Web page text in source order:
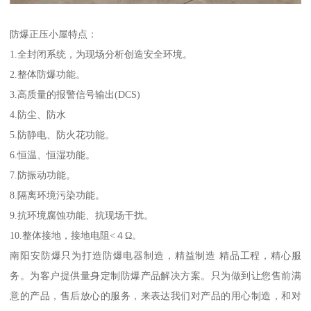
防爆正压小屋特点：
1.全封闭系统，为现场分析创造安全环境。
2.整体防爆功能。
3.高质量的报警信号输出(DCS)
4.防尘、防水
5.防静电、防火花功能。
6.恒温、恒湿功能。
7.防振动功能。
8.隔离环境污染功能。
9.抗环境腐蚀功能、抗现场干扰。
10.整体接地，接地电阻<４Ω。
南阳安防爆只为打造防爆电器制造，精益制造 精品工程，精心服
务。为客户提供量身定制防爆产品解决方案。只为做到让您售前满
意的产品，售后放心的服务，来表达我们对产品的用心制造，和对